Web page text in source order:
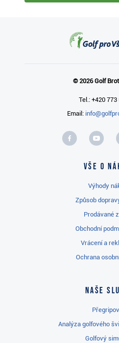
© 2026 Golf
Tel.: +420 773
Email:
Vše o
Výhody
Způsob
Prodávané
Obchodní
Vrácení a
Ochrana
Naše
Analýza golfového
Golfový